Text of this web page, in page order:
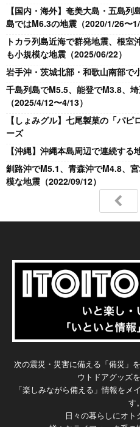
【国内・海外】奄美大島・五島
島ではM6.3の地震（2020/1/26〜1/
トカラ列島近海で群発地震、根
も小規模な地震（2025/06/22）
岩手沖・茨城北部・和歌山南部で
千島列島でM5.5、能登でM3.8、
（2025/4/12〜4/13）
【しょみグル】七尾製菓の「パ
ーズ
【沖縄】沖縄本島周辺で連続する
釧路沖でM5.1、青森沖でM4.8、
模な地震（2022/09/12）
次の震災・災害に備える「備災」
ウトドアグッズ
「楽しみながら備える」情報をメ
す。
日々の暮らしにオ